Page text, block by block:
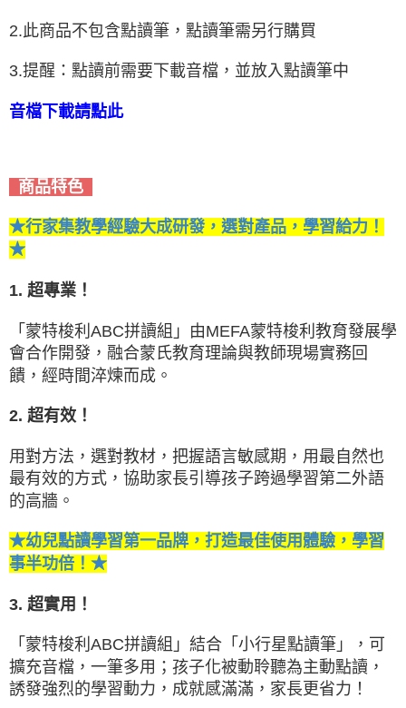
2.此商品不包含點讀筆，點讀筆需另行購買
3.提醒：點讀前需要下載音檔，並放入點讀筆中
音檔下載請點此
商品特色
★行家集教學經驗大成研發，選對產品，學習給力！
★
1. 超專業！
「蒙特梭利ABC拼讀組」由MEFA蒙特梭利教育發展學
會合作開發，融合蒙氏教育理論與教師現場實務回
饋，經時間淬煉而成。
2. 超有效！
用對方法，選對教材，把握語言敏感期，用最自然也
最有效的方式，協助家長引導孩子跨過學習第二外語
的高牆。
★幼兒點讀學習第一品牌，打造最佳使用體驗，學習
事半功倍！★
3. 超實用！
「蒙特梭利ABC拼讀組」結合「小行星點讀筆」，可
擴充音檔，一筆多用；孩子化被動聆聽為主動點讀，
誘發強烈的學習動力，成就感滿滿，家長更省力！